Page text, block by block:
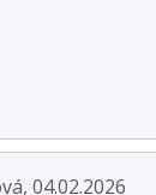
04.02.2026